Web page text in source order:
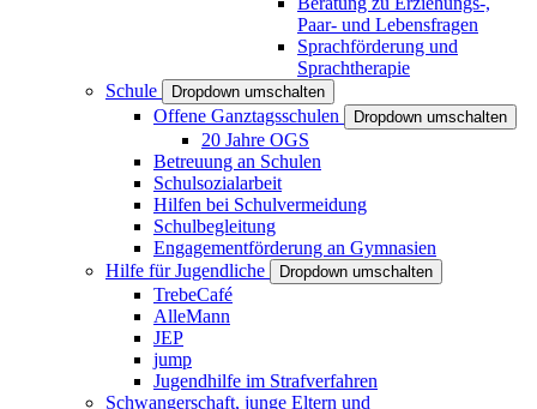
Paar- und Lebensfragen
Sprachförderung und
Sprachtherapie
Schule
Dropdown umschalten
Offene Ganztagsschulen Dropdown umschalten
20 Jahre OGS
Betreuung an Schulen
Schulsozialarbeit
Hilfen bei Schulvermeidung
Schulbegleitung
Engagementförderung an Gymnasien
Hilfe für Jugendliche
Dropdown umschalten
TrebeCafé
AlleMann
JEP
jump
Jugendhilfe im Strafverfahren
Schwangerschaft, junge Eltern und